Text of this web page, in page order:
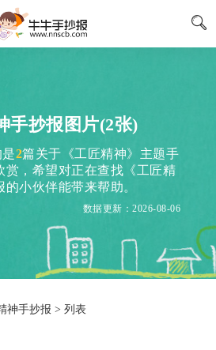
手抄报图片(2张)
2篇关于《工匠精神》主题手
赏，希望对正在查找《工匠精
的小伙伴能带来帮助。
数据更新：2026-08-06
神手抄报 > 列表